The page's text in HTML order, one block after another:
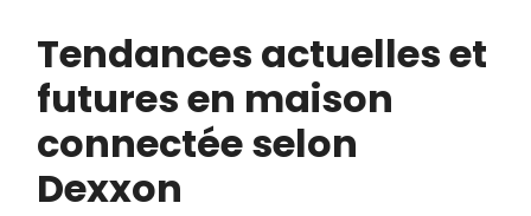
Tendances actuelles et
futures en maison
connectée selon
Dexxon